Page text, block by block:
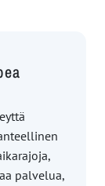
palvelua,